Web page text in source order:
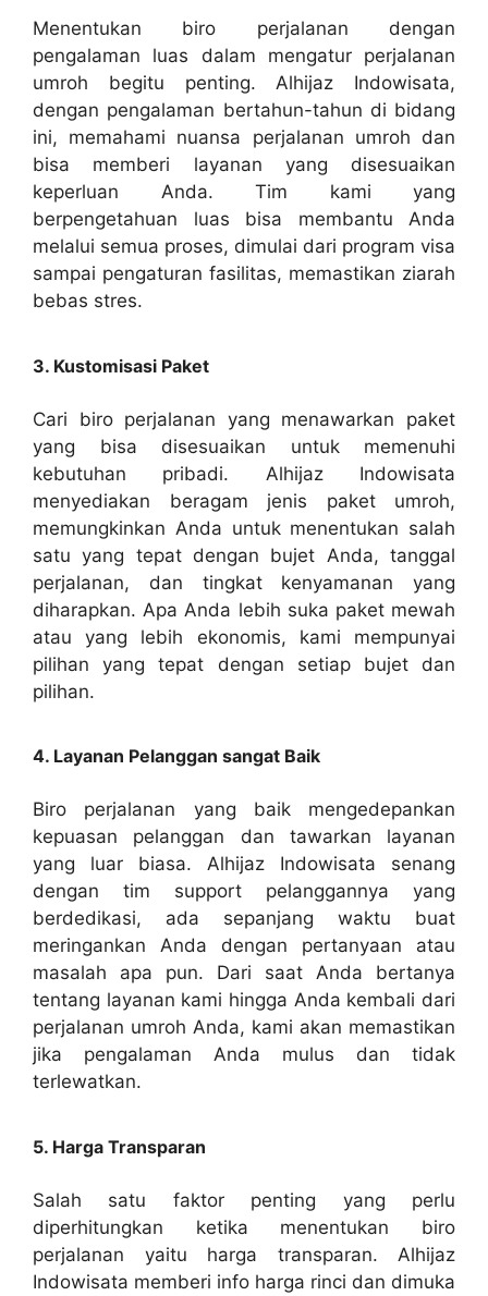
Menentukan biro perjalanan dengan
pengalaman luas dalam mengatur perjalanan
umroh begitu penting. Alhijaz Indowisata,
dengan pengalaman bertahun-tahun di bidang
ini, memahami nuansa perjalanan umroh dan
bisa memberi layanan yang disesuaikan
keperluan Anda. Tim kami yang
berpengetahuan luas bisa membantu Anda
melalui semua proses, dimulai dari program visa
sampai pengaturan fasilitas, memastikan ziarah
bebas stres.
3. Kustomisasi Paket
Cari biro perjalanan yang menawarkan paket
yang bisa disesuaikan untuk memenuhi
kebutuhan pribadi. Alhijaz Indowisata
menyediakan beragam jenis paket umroh,
memungkinkan Anda untuk menentukan salah
satu yang tepat dengan bujet Anda, tanggal
perjalanan, dan tingkat kenyamanan yang
diharapkan. Apa Anda lebih suka paket mewah
atau yang lebih ekonomis, kami mempunyai
pilihan yang tepat dengan setiap bujet dan
pilihan.
4. Layanan Pelanggan sangat Baik
Biro perjalanan yang baik mengedepankan
kepuasan pelanggan dan tawarkan layanan
yang luar biasa. Alhijaz Indowisata senang
dengan tim support pelanggannya yang
berdedikasi, ada sepanjang waktu buat
meringankan Anda dengan pertanyaan atau
masalah apa pun. Dari saat Anda bertanya
tentang layanan kami hingga Anda kembali dari
perjalanan umroh Anda, kami akan memastikan
jika pengalaman Anda mulus dan tidak
terlewatkan.
5. Harga Transparan
Salah satu faktor penting yang perlu
diperhitungkan ketika menentukan biro
perjalanan yaitu harga transparan. Alhijaz
Indowisata memberi info harga rinci dan dimuka